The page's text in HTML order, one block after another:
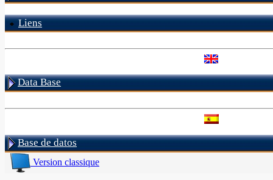
Liens
Data Base
Base de datos
Version classique